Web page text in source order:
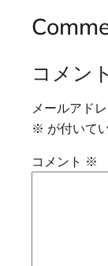
コメン
メールアド
※ が付いて
コメント ※